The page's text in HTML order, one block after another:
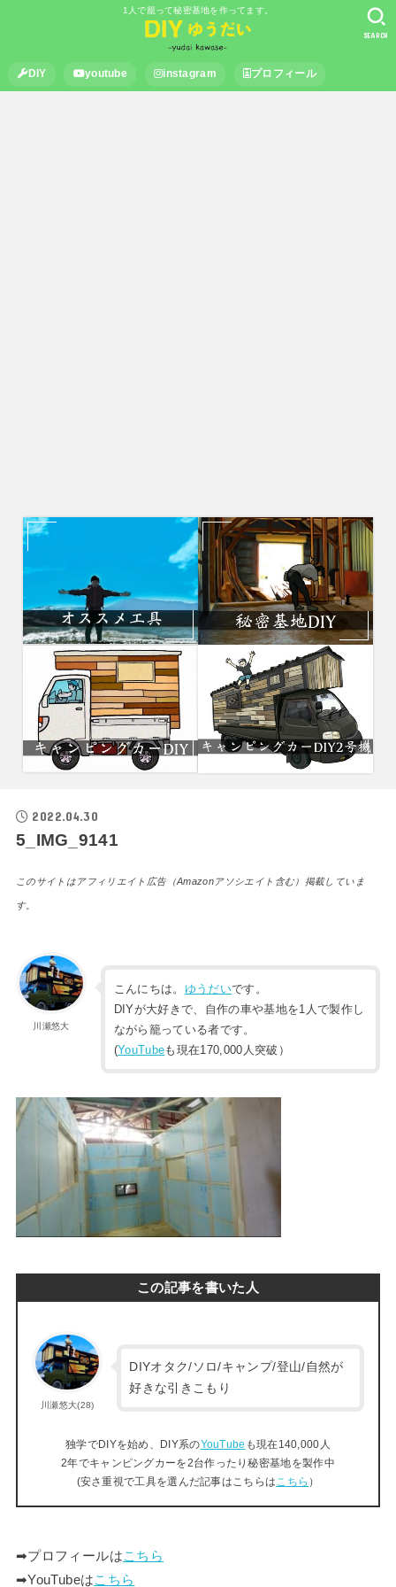
1人で籠って秘密基地を作ってます。
DIY youtube instagram プロフィール
SEARCH
2022.04.30
5_IMG_9141
このサイトはアフィリエイト広告（Amazonアソシエイト含む）掲載していま
す。
川瀬悠大
こんにちは。 ゆうだいです。
DIYが大好きで、自作の車や基地を1人で製作し
ながら籠っている者です。
(YouTubeも現在170,000人突破）
この記事を書いた人
川瀬悠大(28)
DIYオタク/ソロ/キャンプ/登山/自然が
好きな引きこもり
独学でDIYを始め、DIY系のYouTube も現在140,000人
2年でキャンピングカーを2台作ったり秘密基地を製作中
(安さ重視で工具を選んだ記事はこちらは こちら ）
➡︎プロフィールはこちら
➡︎YouTubeはこちら